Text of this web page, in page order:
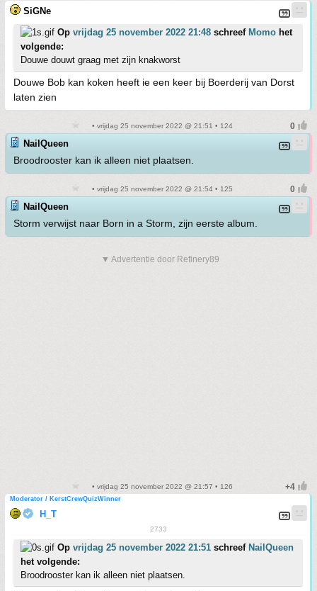
SiGNe
Op vrijdag 25 november 2022 21:48 schreef Momo het
volgende:
Douwe douwt graag met zijn knakworst
Douwe Bob kan koken heeft ie een keer bij Boerderij van Dorst
laten zien
• vrijdag 25 november 2022 @ 21:51 • 124
NailQueen
Broodrooster kan ik alleen niet plaatsen.
• vrijdag 25 november 2022 @ 21:54 • 125
NailQueen
Storm verwijst naar Born in a Storm, zijn eerste album.
▼ Advertentie door Refinery89
• vrijdag 25 november 2022 @ 21:57 • 126
Moderator / KerstCrewQuizWinner
H_T
2733
Op vrijdag 25 november 2022 21:51 schreef NailQueen
het volgende:
Broodrooster kan ik alleen niet plaatsen.